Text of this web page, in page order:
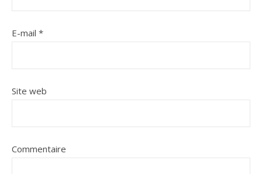
E-mail *
Site web
Commentaire